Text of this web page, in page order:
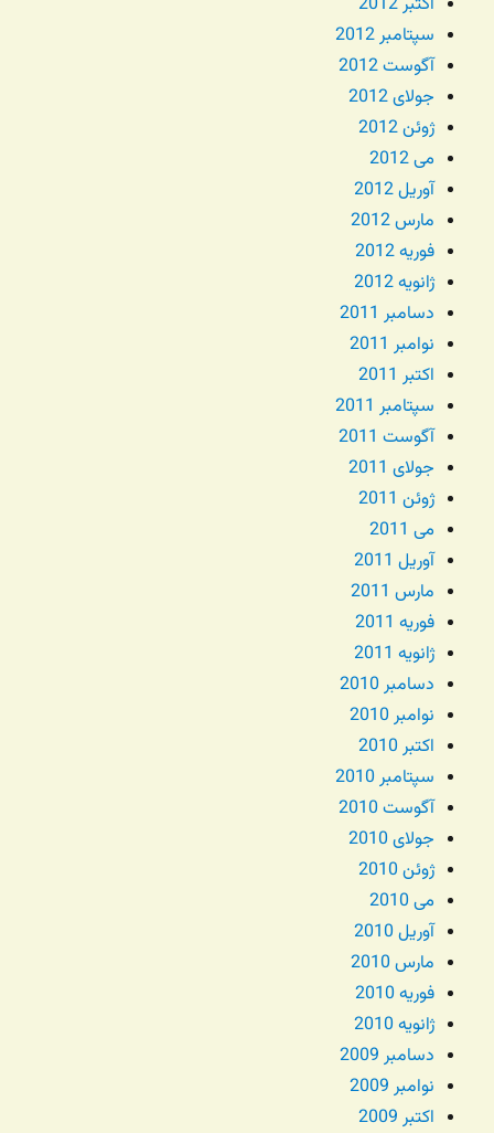
سپتامبر 2012
آگوست 2012
جولای 2012
ژوئن 2012
می 2012
آوریل 2012
مارس 2012
فوریه 2012
ژانویه 2012
دسامبر 2011
نوامبر 2011
اکتبر 2011
سپتامبر 2011
آگوست 2011
جولای 2011
ژوئن 2011
می 2011
آوریل 2011
مارس 2011
فوریه 2011
ژانویه 2011
دسامبر 2010
نوامبر 2010
اکتبر 2010
سپتامبر 2010
آگوست 2010
جولای 2010
ژوئن 2010
می 2010
آوریل 2010
مارس 2010
فوریه 2010
ژانویه 2010
دسامبر 2009
نوامبر 2009
اکتبر 2009